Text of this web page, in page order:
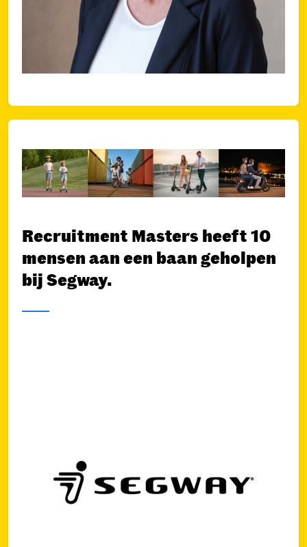
Recruitment Masters heeft 10
mensen aan een baan geholpen
bij Segway.